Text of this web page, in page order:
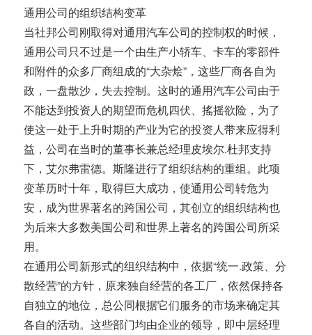
通用公司的组织结构变革
当社邦公司刚取得对通用汽车公司的控制权的时候，
通用公司只不过是一个由生产小轿车、卡车的零部件
和附件的众多厂商组成的“大杂烩”，这些厂商各自为
政，一盘散沙，失去控制。这时的通用汽车公司由于
不能达到投资人的期望而危机四伏、搖摇欲险，为了
使这一处于上升时期的产业为它的投资人带来应得利
益，公司在当时的董事长兼总经理皮埃尔.杜邦支持
下，艾尔弗雷德。斯隆进行了组织结构的重组。此项
变革历时十年，取得巨大成功，使通用公司转危为
安，成为世界著名的跨国公司，其创立的组织结构也
为后来大多数美国公司和世界上著名的跨国公司所采
用。
在通用公司新形式的组织结构中，依据“统一.政策、分
散经营”的方针，原来独自经营的各工厂，依然保持各
自独立的地位，总公同根据它们服务的市场来确定其
各自的活动。这些部门均由企业的领导，即中层经理